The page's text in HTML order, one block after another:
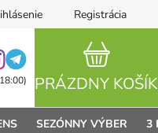
Registrácia
PRÁZDNY KOŠÍK
SEZÓNNY VÝBER 3